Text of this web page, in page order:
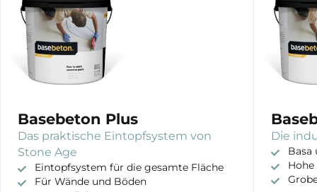
Basebeton Plus
Das praktische Eintopfsystem von
Stone Age
Eintopfsystem für die gesamte Fläche
Für Wände und Böden
Die
Basa